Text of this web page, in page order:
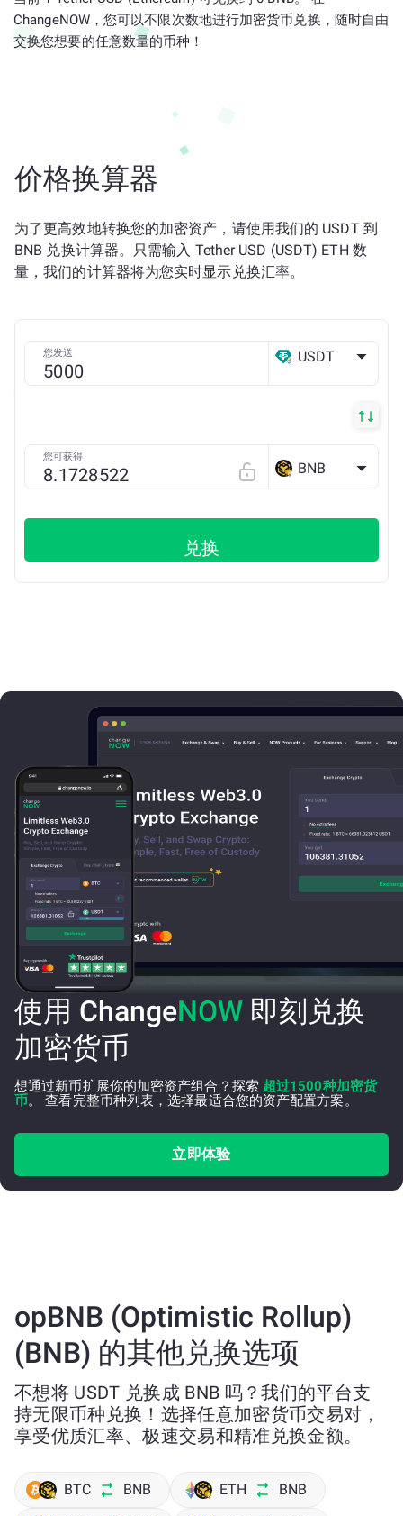
ChangeNOW，您可以不限次数地进行加密货币兑换，随时自由
交换您想要的任意数量的币种！
价格换算器
为了更高效地转换您的加密资产，请使用我们的 USDT 到
BNB 兑换计算器。只需输入 Tether USD (USDT) ETH 数
量，我们的计算器将为您实时显示兑换汇率。
您发送 USDT
您可获得
BNB
兑换
使用 ChangeNOW 即刻兑换
加密货币
想通过新币扩展你的加密资产组合？探索 超过1500种加密货
币。 查看完整币种列表，选择最适合您的资产配置方案。
立即体验
opBNB (Optimistic Rollup)
(BNB) 的其他兑换选项
不想将 USDT 兑换成 BNB 吗？我们的平台支
持无限币种兑换！选择任意加密货币交易对，
享受优质汇率、极速交易和精准兑换金额。
BTC BNB ETH BNB